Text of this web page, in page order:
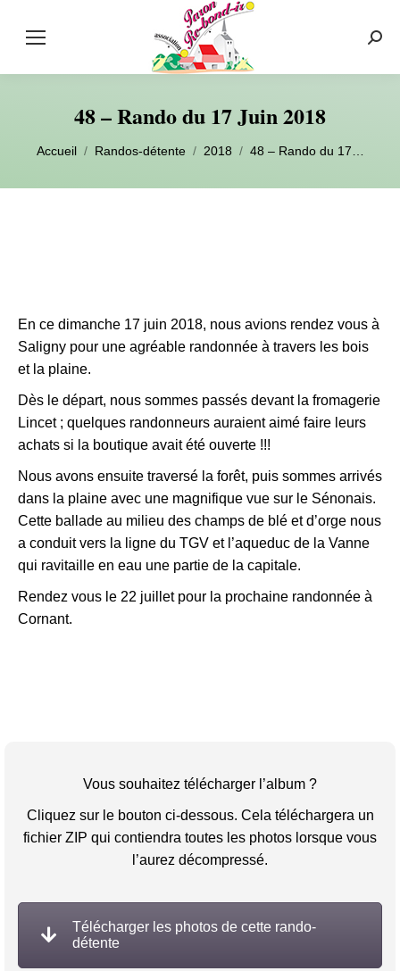
48 – Rando du 17 Juin 2018
Accueil Randos-détente 2018 48 – Rando du 17…
En ce dimanche 17 juin 2018, nous avions rendez vous à
Saligny pour une agréable randonnée à travers les bois
et la plaine.
Dès le départ, nous sommes passés devant la fromagerie
Lincet ; quelques randonneurs auraient aimé faire leurs
achats si la boutique avait été ouverte !!!
Nous avons ensuite traversé la forêt, puis sommes arrivés
dans la plaine avec une magnifique vue sur le Sénonais.
Cette ballade au milieu des champs de blé et d’orge nous
a conduit vers la ligne du TGV et l’aqueduc de la Vanne
qui ravitaille en eau une partie de la capitale.
Rendez vous le 22 juillet pour la prochaine randonnée à
Cornant.
Vous souhaitez télécharger l’album ?
Cliquez sur le bouton ci-dessous. Cela téléchargera un
fichier ZIP qui contiendra toutes les photos lorsque vous
l’aurez décompressé.
Télécharger les photos de cette rando-
détente